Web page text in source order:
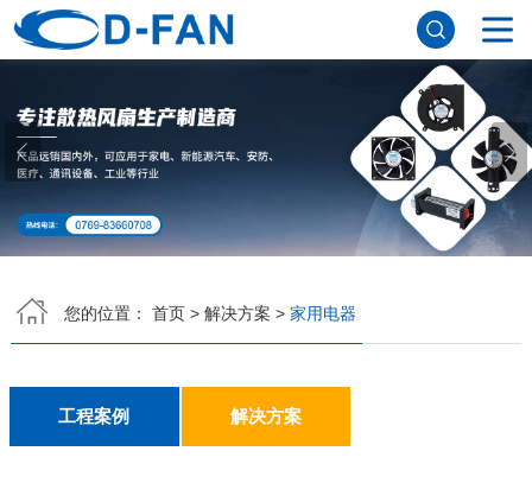
网站首页
关于我们
公司简介
董事长寄语
发展历程
公司优势
企业文化
荣誉资质
企业风采
仪器设备
视频中心
产品中心
应用案例
工程案例
解决方案
公司新闻
行业资讯
常见问题
您的位置： 首页> 解决方案 > 家用电器
工程案例 解决方案